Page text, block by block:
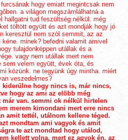
hogy emiatt megintcsak nem
a világon megszámlálhatná a
hallgatni tud feszültség nélkül. még
töltött együtt és azt mondják hogy jó
keresztül nem szól semmit, az az
minek? befedni valamit amivel
tulajdonképpen utállak és a
vagy nem utállak mert nem
velem együtt, évek óta, és
közünk. ne tegyünk úgy mintha. miért
veszedelmes?
hogy nincs is, már nincs,
hogy az ami az elõbb még
már van. semmi ok nélkül hirtelen
merem kimondani mert erre nincs
amit tettél, utálnom kellene téged.
mondtam ami vagyok és amit
te azt mondtad hogy utálod,
kellett volna, mert ez agyok én, az